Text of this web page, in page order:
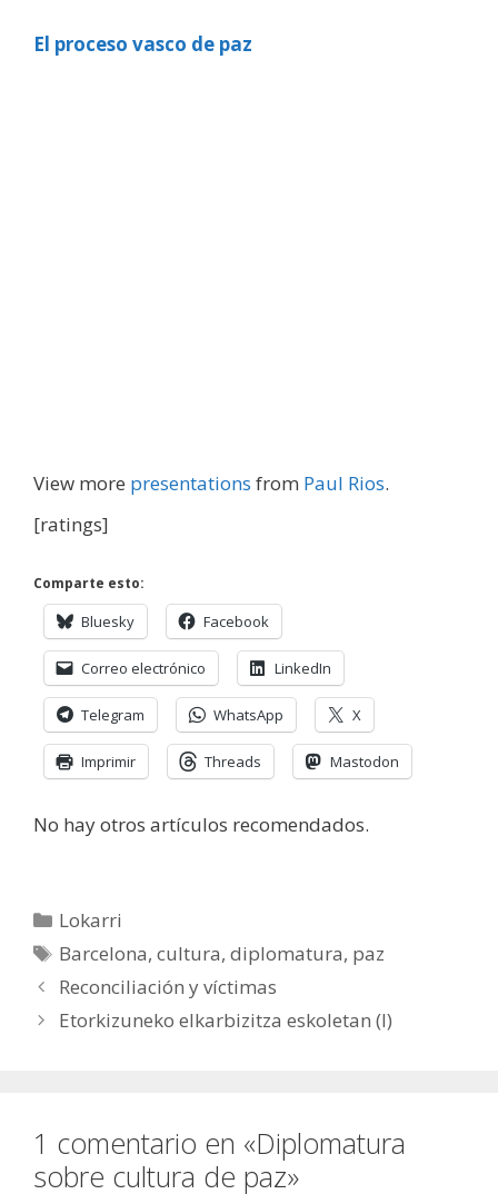
El proceso vasco de paz
View more presentations from Paul Rios.
[ratings]
Comparte esto:
Bluesky Facebook
Correo electrónico LinkedIn
Telegram WhatsApp X
Imprimir Threads Mastodon
No hay otros artículos recomendados.
Categorías
Lokarri
Etiquetas
Barcelona,cultura,diplomatura, paz
Reconciliación y víctimas
Etorkizuneko elkarbizitza eskoletan (I)
1 comentario en «Diplomatura
sobre cultura de paz»